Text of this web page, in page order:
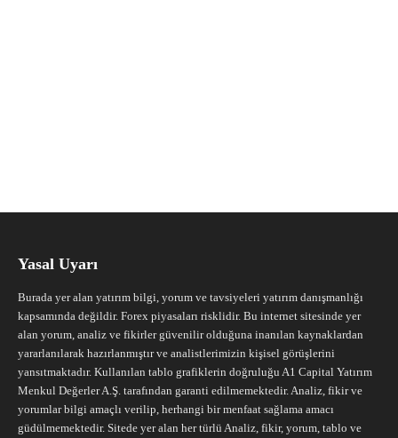
Yasal Uyarı
Burada yer alan yatırım bilgi, yorum ve tavsiyeleri yatırım danışmanlığı
kapsamında değildir. Forex piyasaları risklidir. Bu internet sitesinde yer
alan yorum, analiz ve fikirler güvenilir olduğuna inanılan kaynaklardan
yararlanılarak hazırlanmıştır ve analistlerimizin kişisel görüşlerini
yansıtmaktadır. Kullanılan tablo grafiklerin doğruluğu A1 Capital Yatırım
Menkul Değerler A.Ş. tarafından garanti edilmemektedir. Analiz, fikir ve
yorumlar bilgi amaçlı verilip, herhangi bir menfaat sağlama amacı
güdülmemektedir. Sitede yer alan her türlü Analiz, fikir, yorum, tablo ve